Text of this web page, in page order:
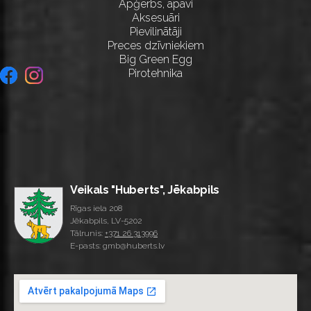
Apģērbs, apavi
Aksesuāri
Pievilinātāji
Preces dzīvniekiem
Big Green Egg
Pirotehnika
Veikals "Huberts", Jēkabpils
Rīgas iela 208
Jēkabpils, LV-5202
Tālrunis: +371 26 313996
E-pasts: gmb@huberts.lv